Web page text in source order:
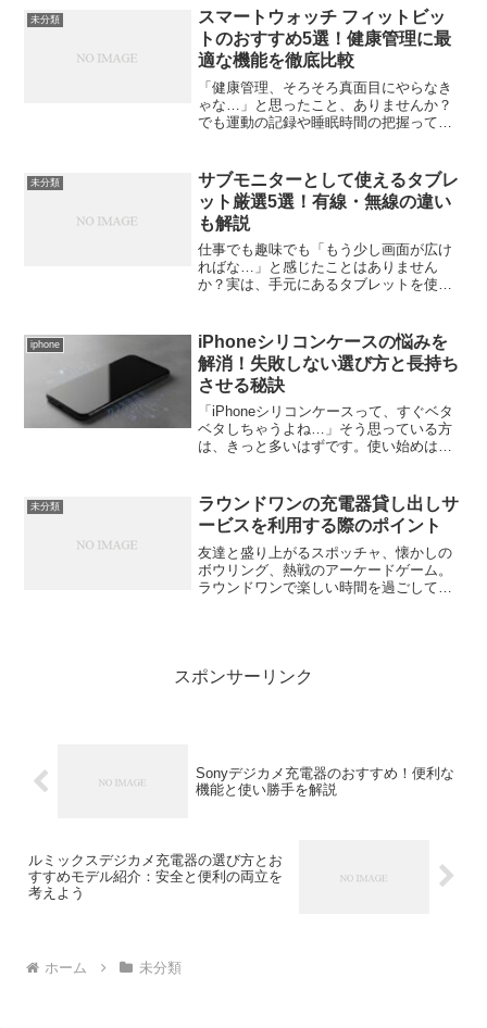
しゃれさ」もこだわりたいところ。今回
は、人気ブランド別におすす...
未分類
スマートウォッチ フィットビッ
トのおすすめ5選！健康管理に最
適な機能を徹底比較
「健康管理、そろそろ真面目にやらなき
ゃな…」と思ったこと、ありませんか？
でも運動の記録や睡眠時間の把握って、
ト）です。スマートウォッチの中でも、
健康管理に特化した...
未分類
サブモニターとして使えるタブレ
ット厳選5選！有線・無線の違い
も解説
仕事でも趣味でも「もう少し画面が広け
ればな…」と感じたことはありません
か？実は、手元にあるタブレットを使え
有線・無線の違いを踏まえつつ、サブモ
ニター化にぴったりなおす...
iphone
iPhoneシリコンケースの悩みを
解消！失敗しない選び方と長持ち
させる秘訣
「iPhoneシリコンケースって、すぐベタ
ベタしちゃうよね…」そう思っている方
は、きっと多いはずです。使い始めは滑
トから出し入れしにくくなったり。せっ
かくのお気に入りの...
未分類
ラウンドワンの充電器貸し出しサ
ービスを利用する際のポイント
友達と盛り上がるスポッチャ、懐かしの
ボウリング、熱戦のアーケードゲーム。
ラウンドワンで楽しい時間を過ごしてい
スポンサーリンク
Sonyデジカメ充電器のおすすめ！便利な
機能と使い勝手を解説
ルミックスデジカメ充電器の選び方とお
すすめモデル紹介：安全と便利の両立を
考えよう
ホーム 未分類